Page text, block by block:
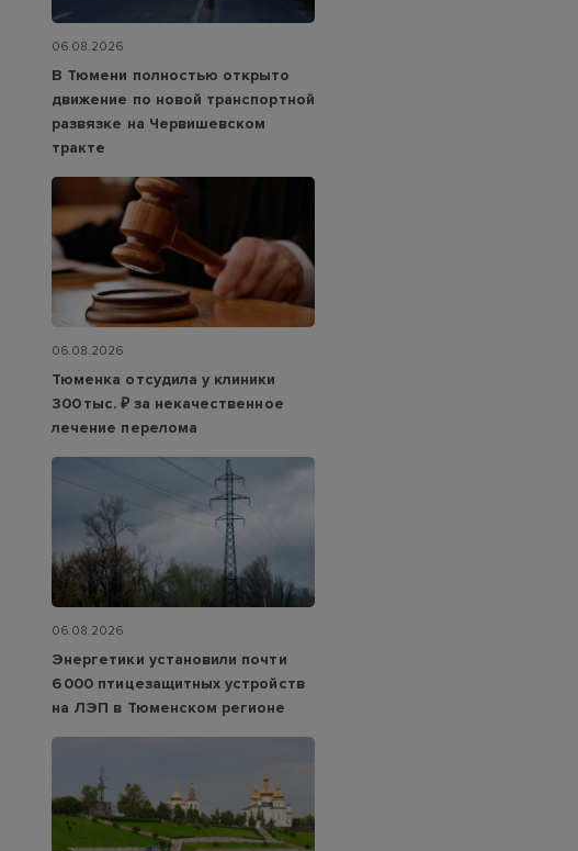
06.08.2026
В Тюмени полностью открыто
движение по новой транспортной
развязке на Червишевском
тракте
06.08.2026
Тюменка отсудила у клиники
300 тыс. ₽ за некачественное
лечение перелома
06.08.2026
Энергетики установили почти
6 000 птицезащитных устройств
на ЛЭП в Тюменском регионе